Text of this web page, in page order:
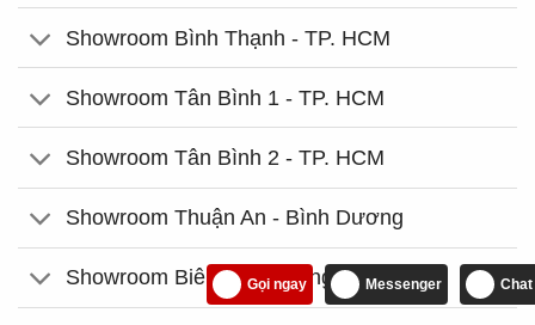
Showroom Bình Thạnh - TP. HCM
Showroom Tân Bình 1 - TP. HCM
Showroom Tân Bình 2 - TP. HCM
Showroom Thuận An - Bình Dương
Showroom Biên Hòa - Đồng Nai
Gọi ngay Messenger